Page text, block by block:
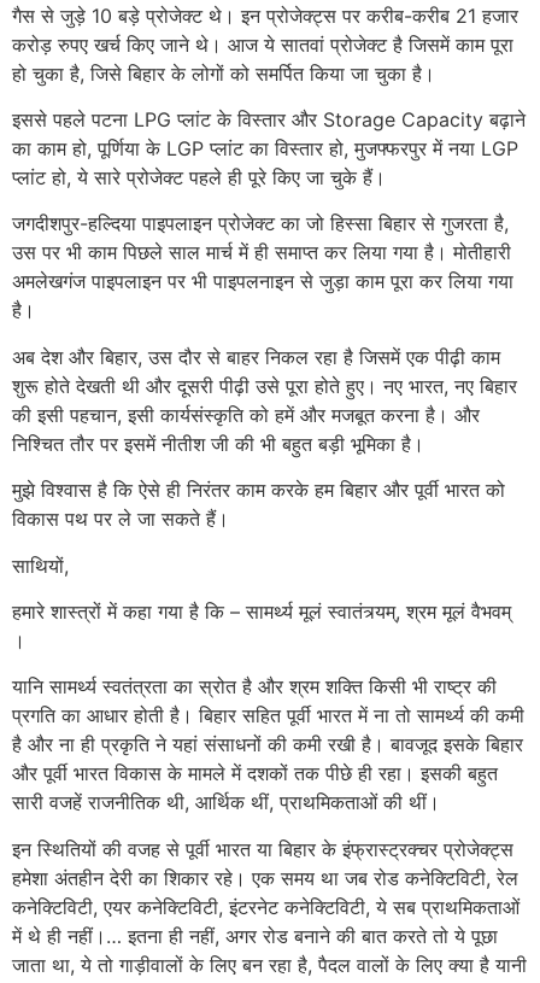
गैस से जुड़े 10 बड़े प्रोजेक्ट थे। इन प्रोजेक्ट्स पर करीब-करीब 21 हजार
करोड़ रुपए खर्च किए जाने थे। आज ये सातवां प्रोजेक्ट है जिसमें काम पूरा
हो चुका है, जिसे बिहार के लोगों को समर्पित किया जा चुका है।
इससे पहले पटना LPG प्लांट के विस्तार और Storage Capacity बढ़ाने
का काम हो, पूर्णिया के LGP प्लांट का विस्तार हो, मुजफ्फरपुर में नया LGP
प्लांट हो, ये सारे प्रोजेक्ट पहले ही पूरे किए जा चुके हैं।
जगदीशपुर-हल्दिया पाइपलाइन प्रोजेक्ट का जो हिस्सा बिहार से गुजरता है,
उस पर भी काम पिछले साल मार्च में ही समाप्त कर लिया गया है। मोतीहारी
अमलेखगंज पाइपलाइन पर भी पाइपलनाइन से जुड़ा काम पूरा कर लिया गया
है।
अब देश और बिहार, उस दौर से बाहर निकल रहा है जिसमें एक पीढ़ी काम
शुरू होते देखती थी और दूसरी पीढ़ी उसे पूरा होते हुए। नए भारत, नए बिहार
की इसी पहचान, इसी कार्यसंस्कृति को हमें और मजबूत करना है। और
निश्चित तौर पर इसमें नीतीश जी की भी बहुत बड़ी भूमिका है।
मुझे विश्वास है कि ऐसे ही निरंतर काम करके हम बिहार और पूर्वी भारत को
विकास पथ पर ले जा सकते हैं।
साथियों,
हमारे शास्त्रों में कहा गया है कि – सामर्थ्य मूलं स्वातंत्र्यम्, श्रम मूलं वैभवम्
।
यानि सामर्थ्य स्वतंत्रता का स्रोत है और श्रम शक्ति किसी भी राष्ट्र की
प्रगति का आधार होती है। बिहार सहित पूर्वी भारत में ना तो सामर्थ्य की कमी
है और ना ही प्रकृति ने यहां संसाधनों की कमी रखी है। बावजूद इसके बिहार
और पूर्वी भारत विकास के मामले में दशकों तक पीछे ही रहा। इसकी बहुत
सारी वजहें राजनीतिक थी, आर्थिक थीं, प्राथमिकताओं की थीं।
इन स्थितियों की वजह से पूर्वी भारत या बिहार के इंफ्रास्ट्रक्चर प्रोजेक्ट्स
हमेशा अंतहीन देरी का शिकार रहे। एक समय था जब रोड कनेक्टिविटी, रेल
कनेक्टिविटी, एयर कनेक्टिविटी, इंटरनेट कनेक्टिविटी, ये सब प्राथमिकताओं
में थे ही नहीं।… इतना ही नहीं, अगर रोड बनाने की बात करते तो ये पूछा
जाता था, ये तो गाड़ीवालों के लिए बन रहा है, पैदल वालों के लिए क्या है यानी